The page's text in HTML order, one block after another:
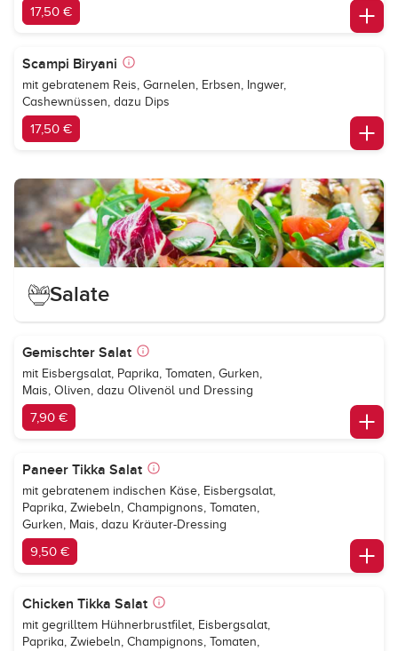
17,50 €
Scampi Biryani
mit gebratenem Reis, Garnelen, Erbsen, Ingwer,
Cashewnüssen, dazu Dips
17,50 €
Salate
Gemischter Salat
mit Eisbergsalat, Paprika, Tomaten, Gurken,
Mais, Oliven, dazu Olivenöl und Dressing
7,90 €
Paneer Tikka Salat
mit gebratenem indischen Käse, Eisbergsalat,
Paprika, Zwiebeln, Champignons, Tomaten,
Gurken, Mais, dazu Kräuter-Dressing
9,50 €
Chicken Tikka Salat
mit gegrilltem Hühnerbrustfilet, Eisbergsalat,
Paprika, Zwiebeln, Champignons, Tomaten,